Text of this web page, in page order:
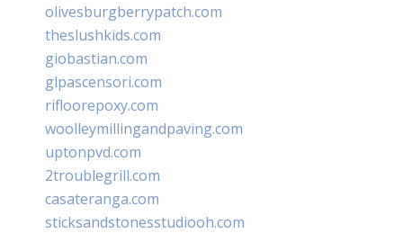
olivesburgberrypatch.com
theslushkids.com
giobastian.com
glpascensori.com
rifloorepoxy.com
woolleymillingandpaving.com
uptonpvd.com
2troublegrill.com
casateranga.com
sticksandstonesstudiooh.com